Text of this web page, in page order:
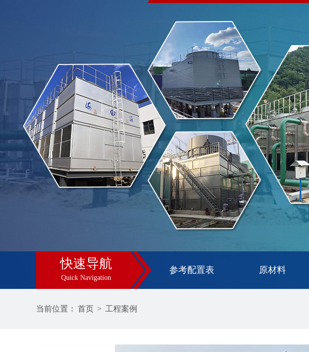
快速导航
Quick Navigation
参考配置表 原材料
当前位置： 首页 > 工程案例